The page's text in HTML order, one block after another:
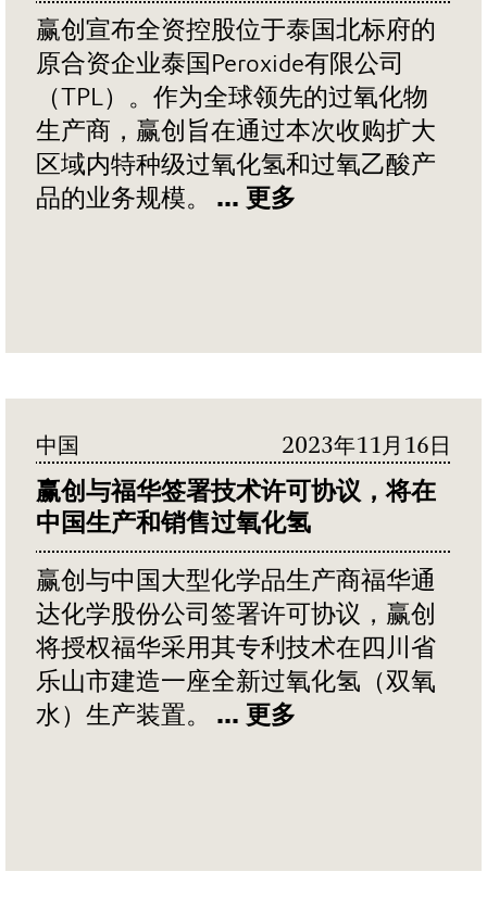
赢创宣布全资控股位于泰国北标府的
原合资企业泰国Peroxide有限公司
（TPL）。作为全球领先的过氧化物
生产商，赢创旨在通过本次收购扩大
区域内特种级过氧化氢和过氧乙酸产
品的业务规模。
... 更多
中国 2023年11月16日
赢创与福华签署技术许可协议，将在
中国生产和销售过氧化氢
赢创与中国大型化学品生产商福华通
达化学股份公司签署许可协议，赢创
将授权福华采用其专利技术在四川省
乐山市建造一座全新过氧化氢（双氧
水）生产装置。
... 更多